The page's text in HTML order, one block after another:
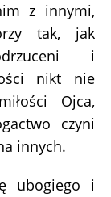
z innymi,
tak, jak
i
nikt nie
Ojca,
czyni
innych.
ubogiego i